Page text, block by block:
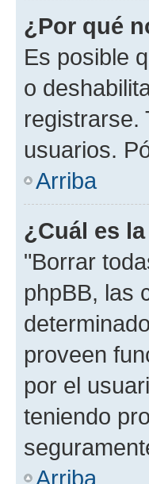
¿Por qué
Es posible
o
registrarse.
usuarios.
Arriba
¿Cuál es
"Borrar
phpBB, las
proveen
por el
teniendo
Arriba